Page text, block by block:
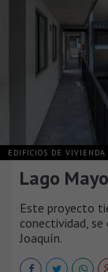
EDIFICIOS DE VIVIENDA
Lago
Este proyecto
conectividad,
Joaquín.